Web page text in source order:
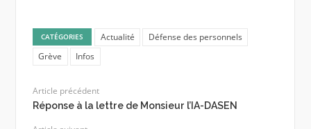
CATÉGORIES Actualité
Défense des personnels
Grève
Infos
Article précédent
Réponse à la lettre de Monsieur l’IA-DASEN